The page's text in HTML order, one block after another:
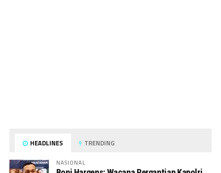
HEADLINES TRENDING
NASIONAL